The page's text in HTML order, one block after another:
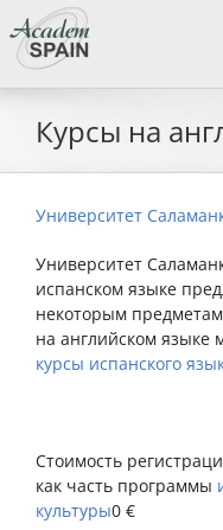
to
content
Курсы на
Университет
Университет
испанском языке
некоторым
на английском языке
курсы испанского
Стоимость
как часть программы
культуры0 €